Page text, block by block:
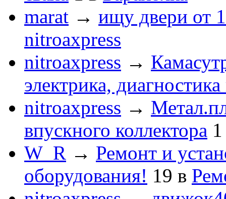
marat → ищу двери от
nitroaxpress
nitroaxpress →
электрика,
nitroaxpress →
впускного коллектора 1
W_R → Ремонт и
оборудования! 19 в